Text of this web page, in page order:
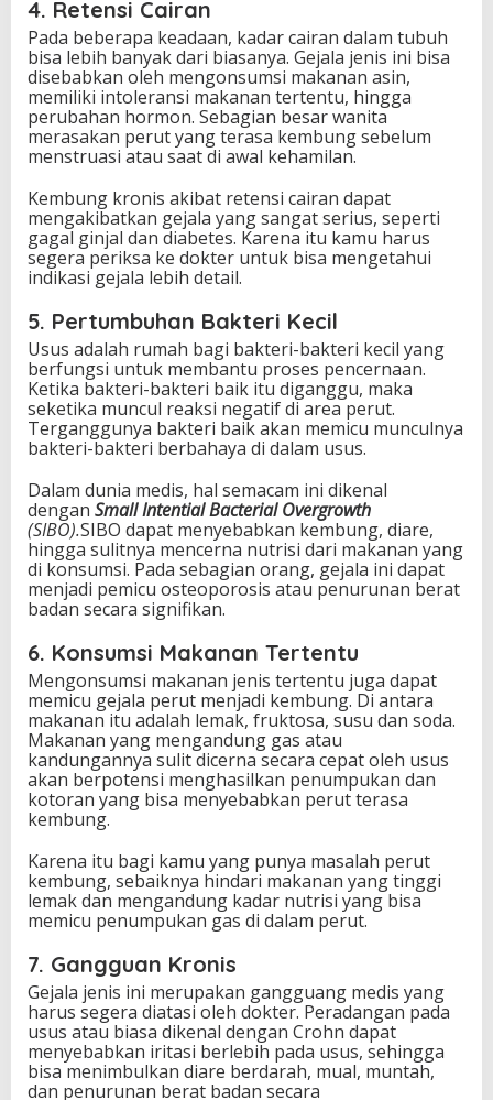
4. Retensi Cairan
Pada beberapa keadaan, kadar cairan dalam tubuh
bisa lebih banyak dari biasanya. Gejala jenis ini bisa
disebabkan oleh mengonsumsi makanan asin,
memiliki intoleransi makanan tertentu, hingga
perubahan hormon. Sebagian besar wanita
merasakan perut yang terasa kembung sebelum
menstruasi atau saat di awal kehamilan.
Kembung kronis akibat retensi cairan dapat
mengakibatkan gejala yang sangat serius, seperti
gagal ginjal dan diabetes. Karena itu kamu harus
segera periksa ke dokter untuk bisa mengetahui
indikasi gejala lebih detail.
5. Pertumbuhan Bakteri Kecil
Usus adalah rumah bagi bakteri-bakteri kecil yang
berfungsi untuk membantu proses pencernaan.
Ketika bakteri-bakteri baik itu diganggu, maka
seketika muncul reaksi negatif di area perut.
Terganggunya bakteri baik akan memicu munculnya
bakteri-bakteri berbahaya di dalam usus.
Dalam dunia medis, hal semacam ini dikenal
dengan Small Intential Bacterial Overgrowth
(SIBO).SIBO dapat menyebabkan kembung, diare,
hingga sulitnya mencerna nutrisi dari makanan yang
di konsumsi. Pada sebagian orang, gejala ini dapat
menjadi pemicu osteoporosis atau penurunan berat
badan secara signifikan.
6. Konsumsi Makanan Tertentu
Mengonsumsi makanan jenis tertentu juga dapat
memicu gejala perut menjadi kembung. Di antara
makanan itu adalah lemak, fruktosa, susu dan soda.
Makanan yang mengandung gas atau
kandungannya sulit dicerna secara cepat oleh usus
akan berpotensi menghasilkan penumpukan dan
kotoran yang bisa menyebabkan perut terasa
kembung.
Karena itu bagi kamu yang punya masalah perut
kembung, sebaiknya hindari makanan yang tinggi
lemak dan mengandung kadar nutrisi yang bisa
memicu penumpukan gas di dalam perut.
7. Gangguan Kronis
Gejala jenis ini merupakan gangguang medis yang
harus segera diatasi oleh dokter. Peradangan pada
usus atau biasa dikenal dengan Crohn dapat
menyebabkan iritasi berlebih pada usus, sehingga
bisa menimbulkan diare berdarah, mual, muntah,
dan penurunan berat badan secara